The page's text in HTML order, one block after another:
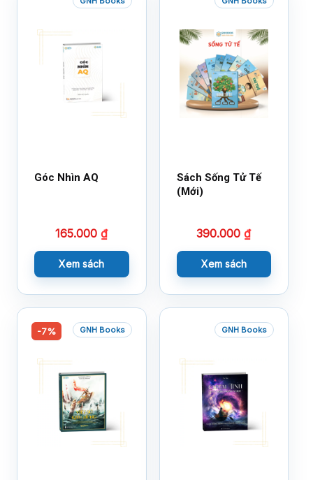
Góc Nhìn AQ
165.000₫
Xem sách
Sách Sống Tử Tế
(Mới)
390.000₫
Xem sách
-7% GNH Books GNH Books